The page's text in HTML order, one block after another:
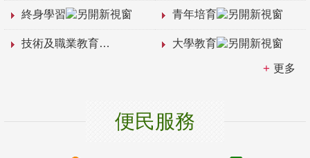
終身學習 青年培育
技術及職業教育 大學教育
更多
便民服務